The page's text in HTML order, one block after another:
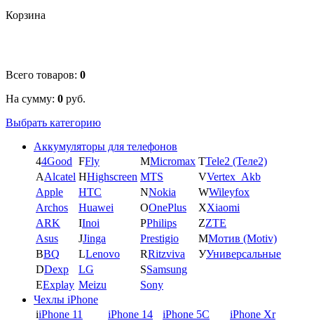
Корзина
Всего товаров: 0
На сумму: 0 руб.
Выбрать категорию
Аккумуляторы для телефонов
44Good FFly MMicromax TTele2 (Теле2)
AAlcatel HHighscreen MTS VVertex_Akb
Apple
HTC NNokia WWileyfox
Archos
Huawei OOnePlus XXiaomi
ARK
IInoi PPhilips ZZTE
Asus
JJinga Prestigio ММотив (Motiv)
BBQ LLenovo RRitzviva УУниверсальные
DDexp LG SSamsung
EExplay Meizu
Sony
Чехлы iPhone
iiPhone 11 iPhone 14 iPhone 5C
iPhone Xr